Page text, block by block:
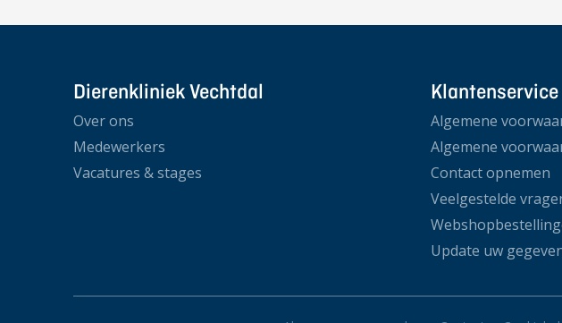
Dierenkliniek Vechtdal
Over ons
Medewerkers
Vacatures & stages
Klantenservice
Algemene
Algemene
Contact opnemen
Veelgestelde
Update uw